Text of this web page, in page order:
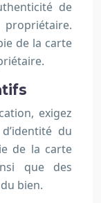
de
de la carte
exigez
du
de la carte
que des
bien.